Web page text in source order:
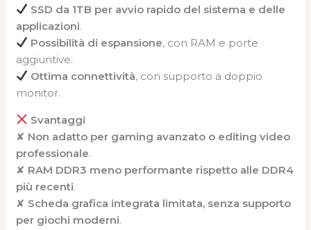
SSD da 1TB per avvio rapido del sistema e delle
applicazioni.
Possibilità di espansione, con RAM e porte
aggiuntive.
Ottima connettività, con supporto a doppio
monitor.
Svantaggi
✘ Non adatto per gaming avanzato o editing video
professionale.
✘ RAM DDR3 meno performante rispetto alle DDR4
più recenti.
✘ Scheda grafica integrata limitata, senza supporto
per giochi moderni.